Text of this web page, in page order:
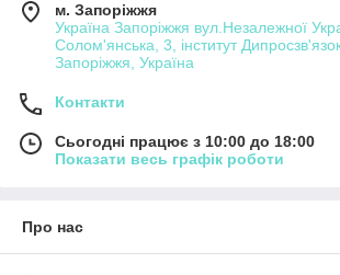
м. Запоріжжя
Україна Запоріжжя вул.Незалежної
Солом'янська, 3, інститут
Запоріжжя, Україна
Контакти
Сьогодні працює з 10:00 до 18:00
Показати весь графік роботи
Про нас